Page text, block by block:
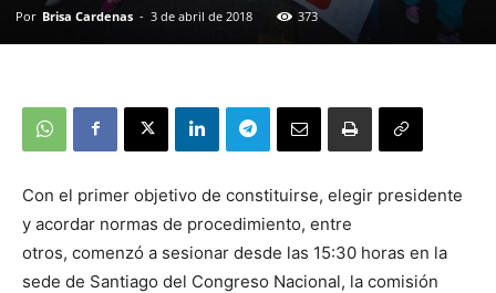
Por Brisa Cardenas - 3 de abril de 2018 373
Con el primer objetivo de constituirse, elegir presidente
y acordar normas de procedimiento, entre
otros, comenzó a sesionar desde las 15:30 horas en la
sede de Santiago del Congreso Nacional, la comisión